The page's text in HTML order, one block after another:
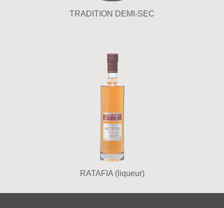
TRADITION DEMI-SEC
RATAFIA (liqueur)